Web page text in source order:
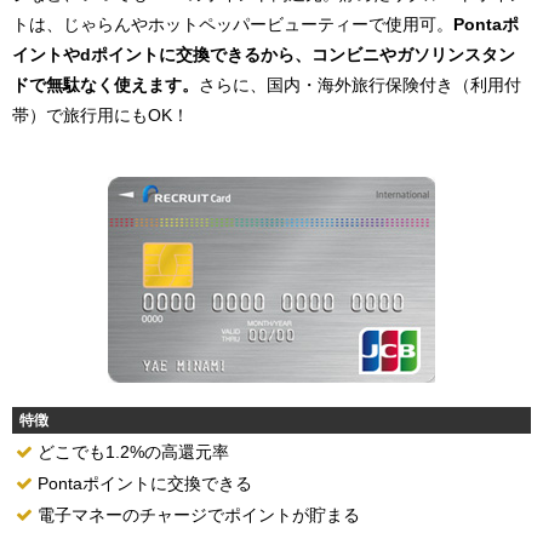
トは、じゃらんやホットペッパービューティーで使用可。 Pontaポ
イントやdポイントに交換できるから、コンビニやガソリンスタン
ドで無駄なく使えます。 さらに、国内・海外旅行保険付き（利用付
帯）で旅行用にもOK！
特徴
どこでも1.2%の高還元率
Pontaポイントに交換できる
電子マネーのチャージでポイントが貯まる